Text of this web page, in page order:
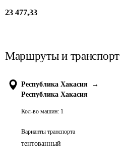
23 477,33
Маршруты и транспорт
Республика Хакасия
→
Республика Хакасия
Кол-во машин: 1
Варианты транспорта
тентованный